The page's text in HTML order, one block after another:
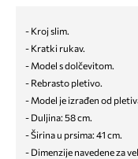
- Kroj slim.
- Kratki rukav.
- Model s dolčevitom.
- Rebrasto pletivo.
- Model je izrađen od
- Duljina: 58 cm.
- Širina u prsima: 41 cm.
- Dimenzije navedene za